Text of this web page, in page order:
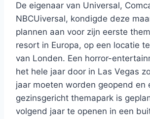
De eigenaar van Universal,
NBCUiversal, kondigde deze
plannen aan voor zijn eerste
resort in Europa, op een locatie
van Londen. Een horror-
het hele jaar door in Las Vegas
jaar moeten worden geopend en
gezinsgericht themapark is
volgend jaar te openen in een